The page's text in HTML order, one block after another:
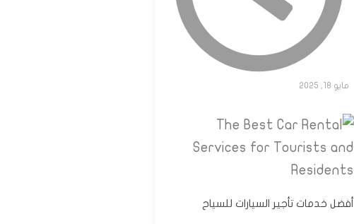
مايو 18, 2025
أفضل خدمات تأجير السيارات للسياح